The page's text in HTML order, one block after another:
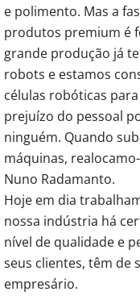
e polimento. Mas a
produtos premium é
grande produção já
robots e estamos
células robóticas
prejuízo do pessoal
ninguém. Quando
máquinas,
Nuno Radamanto.
Hoje em dia
nossa indústria há
nível de qualidade e
seus clientes, têm de
empresário.